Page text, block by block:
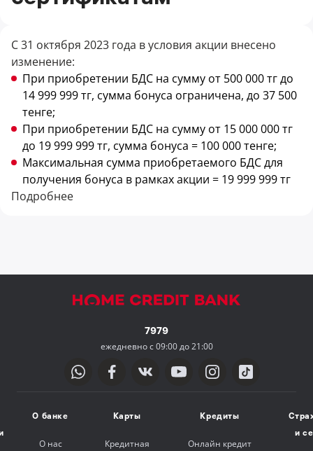
С 31 октября 2023 года в условия акции внесено
изменение:
При приобретении БДС на сумму от 500 000 тг до
14 999 999 тг, сумма бонуса ограничена, до 37 500
тенге;
При приобретении БДС на сумму от 15 000 000 тг
до 19 999 999 тг, сумма бонуса = 100 000 тенге;
Максимальная сумма приобретаемого БДС для
получения бонуса в рамках акции = 19 999 999 тг
Подробнее
7979
ежедневно с 09:00 до 21:00
О банке
О нас
Карты
Кредитная
Кредиты
Онлайн кредит
и